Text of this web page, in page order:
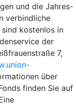
und die Jahres-
verbindliche
sind kostenlos in
der
7,
über
finden Sie auf